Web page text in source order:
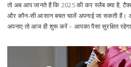
तो अब आप जानते हैं कि 2025 की कर स्लैब क्या है,
और कौन‑सी आसान बचत चालें अपनाई जा सकती हैं।
अपनाए तो आज ही शुरू करें – आपका पैसा सुरक्षित